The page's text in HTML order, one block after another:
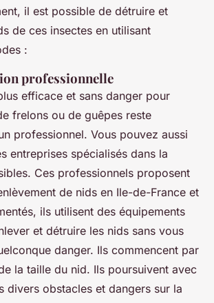
il est possible de détruire et
de ces insectes en utilisant
:
professionnelle
efficace et sans danger pour
frelons ou de guêpes reste
professionnel. Vous pouvez aussi
entreprises spécialisés dans la
Ces professionnels proposent
de nids en Ile-de-France et
ils utilisent des équipements
et détruire les nids sans vous
danger. Ils commencent par
la taille du nid. Ils poursuivent avec
divers obstacles et dangers sur la